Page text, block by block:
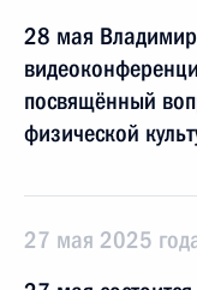
28 мая
посвящённый
физической
27 мая 2025